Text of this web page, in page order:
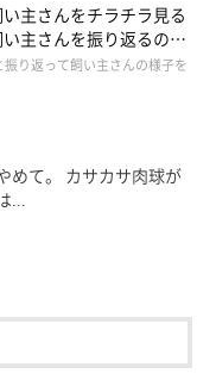
でチェック！
たでしょうか？ここで
主さんをチラチラ見る
主さんを振り返るのは
り返って飼い主さんの様子を
めて。 カサカサ肉球が
...